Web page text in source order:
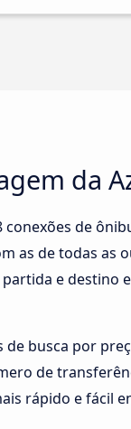
da
de
as de todas
e destino
busca por
de
rápido e fácil